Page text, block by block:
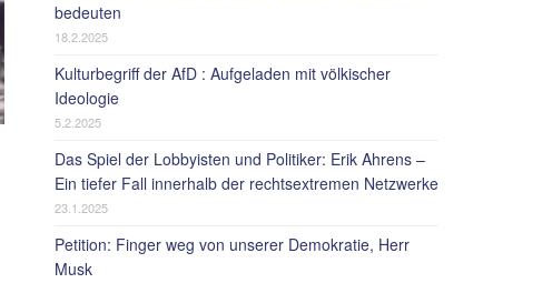
bedeuten
18.2.2025
Kulturbegriff der AfD : Aufgeladen mit völkischer
Ideologie
5.2.2025
Das Spiel der Lobbyisten und Politiker: Erik Ahrens –
Ein tiefer Fall innerhalb der rechtsextremen Netzwerke
23.1.2025
Petition: Finger weg von unserer Demokratie, Herr
Musk